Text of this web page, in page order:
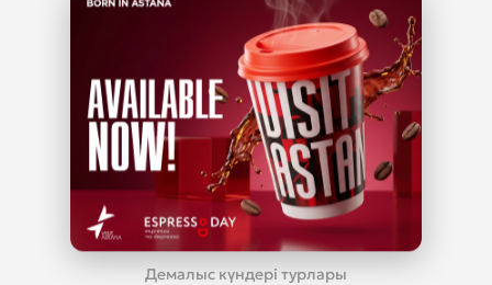
Пікірлер
МЕДИЦИНАЛЫҚ ТУРИЗМ
Med-tourism
ТУРЛАР
Қала бойынша экскурсиялар
Демалыс күндері турлары